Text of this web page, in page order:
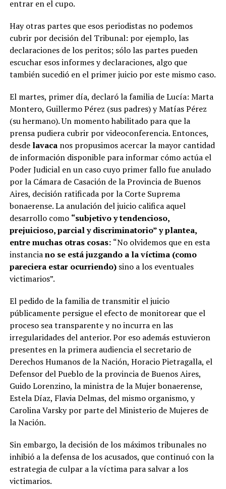
entrar en el cupo.
Hay otras partes que esos periodistas no podemos
cubrir por decisión del Tribunal: por ejemplo, las
declaraciones de los peritos; sólo las partes pueden
escuchar esos informes y declaraciones, algo que
también sucedió en el primer juicio por este mismo caso.
El martes, primer día, declaró la familia de Lucía: Marta
Montero, Guillermo Pérez (sus padres) y Matías Pérez
(su hermano). Un momento habilitado para que la
prensa pudiera cubrir por videoconferencia. Entonces,
desde lavacanos propusimos acercar la mayor cantidad
de información disponible para informar cómo actúa el
Poder Judicial en un caso cuyo primer fallo fue anulado
por la Cámara de Casación de la Provincia de Buenos
Aires, decisión ratificada por la Corte Suprema
bonaerense. La anulación del juicio califica aquel
desarrollo como “subjetivo y tendencioso,
prejuicioso, parcial y discriminatorio” y plantea,
entre muchas otras cosas: “No olvidemos que en esta
instanciano se está juzgando a la víctima (como
pareciera estar ocurriendo) sino a los eventuales
victimarios”.
El pedido de la familia de transmitir el juicio
públicamente persigue el efecto de monitorear que el
proceso sea transparente y no incurra en las
irregularidades del anterior. Por eso además estuvieron
presentes en la primera audiencia el secretario de
Derechos Humanos de la Nación, Horacio Pietragalla, el
Defensor del Pueblo de la provincia de Buenos Aires,
Guido Lorenzino, la ministra de la Mujer bonaerense,
Estela Díaz, Flavia Delmas, del mismo organismo, y
Carolina Varsky por parte del Ministerio de Mujeres de
la Nación.
Sin embargo, la decisión de los máximos tribunales no
inhibió a la defensa de los acusados, que continuó con la
estrategia de culpar a la víctima para salvar a los
victimarios.